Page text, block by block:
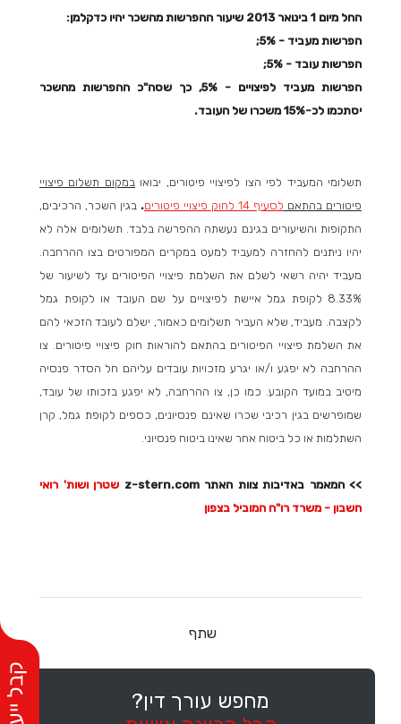
החל מיום 1 בינואר 2013 שיעור ההפרשות מהשכר יהיו כדקלמן:
הפרשות מעביד - 5%;
הפרשות עובד - 5%;
הפרשות מעביד לפיצויים - 5%, כך שסה"כ ההפרשות מהשכר
יסתכמו לכ-15% משכרו של העובד.
תשלומי המעביד לפי הצו לפיצויי פיטורים, יבואובמקום תשלום פיצויי
פיטורים בהתאם לסעיף 14 לחוק פיצויי פיטורים . בגין השכר, הרכיבים,
התקופות והשיעורים בגינם נעשתה ההפרשה בלבד. תשלומים אלה לא
יהיו ניתנים להחזרה למעביד למעט במקרים המפורטים בצו ההרחבה.
מעביד יהיה רשאי לשלם את השלמת פיצויי הפיטורים עד לשיעור של
8.33% לקופת גמל איישת לפיצויים על שם העובד או לקופת גמל
לקצבה. מעביד, שלא העביר תשלומים כאמור, ישלם לעובד הזכאי להם
את השלמת פיצויי הפיטורים בהתאם להוראות חוק פיצויי פיטורים. צו
ההרחבה לא יפגע ו/או יגרע מזכויות עובדים עליהם חל הסדר פנסיה
מיטיב במועד הקובע. כמו כן, צו ההרחבה, לא יפגע בזכותו של עובד,
שמופרשים בגין רכיבי שכרו שאינם פנסיונים, כספים לקופת גמל, קרן
השתלמות או כל ביטוח אחר שאינו ביטוח פנסיוני.
>> המאמר באדיבות צוות האתר z-stern.com
שטרן ושות' רואי
חשבון - משרד רו"ח המוביל בצפון
שתף
מחפש עורך דין?